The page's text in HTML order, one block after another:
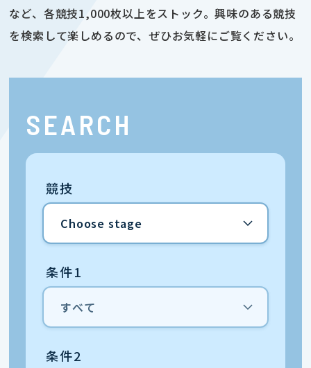
など、各競技1,000枚以上をストック。興味のある競技
を検索して楽しめるので、ぜひお気軽にご覧ください。
SEARCH
競技
条件1
条件2